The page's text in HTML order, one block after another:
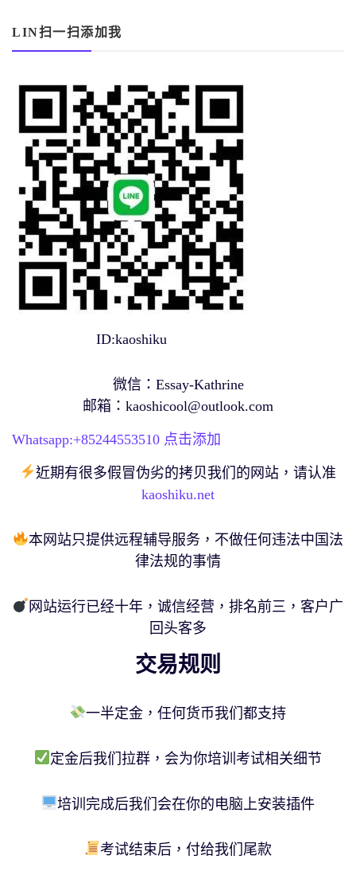
LIN扫一扫添加我
ID:kaoshiku
微信：Essay-Kathrine
邮箱： kaoshicool@outlook.com
Whatsapp:+85244553510 点击添加
近期有很多假冒伪劣的拷贝我们的网站，请认准
kaoshiku.net
本网站只提供远程辅导服务，不做任何违法中国法
律法规的事情
网站运行已经十年，诚信经营，排名前三，客户广
回头客多
交易规则
一半定金，任何货币我们都支持
定金后我们拉群，会为你培训考试相关细节
培训完成后我们会在你的电脑上安装插件
考试结束后，付给我们尾款